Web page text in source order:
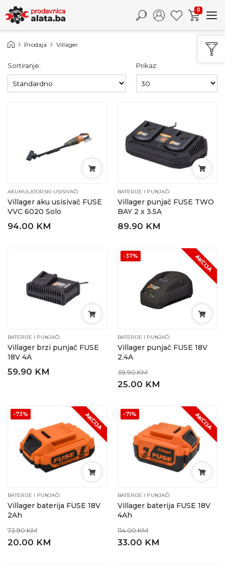
0
Prodaja Villager
Sortiranje: Prikaz:
AKUMULATORSKI USISIVAČI
Villager aku usisivač FUSE
VVC 6020 Solo
94.00 KM
BATERIJE I PUNJAČI
Villager punjač FUSE TWO
BAY 2 x 3.5A
89.90 KM
BATERIJE I PUNJAČI
Villager brzi punjač FUSE
18V 4A
59.90 KM
-37% AKCIJA
BATERIJE I PUNJAČI
Villager punjač FUSE 18V
2.4A
39.90 KM
25.00 KM
-73% AKCIJA
BATERIJE I PUNJAČI
Villager baterija FUSE 18V
2Ah
73.90 KM
20.00 KM
-71% AKCIJA
BATERIJE I PUNJAČI
Villager baterija FUSE 18V
4Ah
114.00 KM
33.00 KM